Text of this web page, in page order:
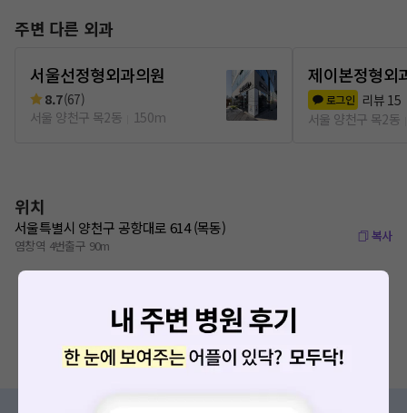
주변 다른 외과
서울선정형외과의원
8.7(67)
서울 양천구 목2동
150m
제이본정형외
로그인 리뷰 15
서울 양천구 목2동
위치
서울특별시 양천구 공항대로 614 (목동)
염창역 4번출구 90m
복사